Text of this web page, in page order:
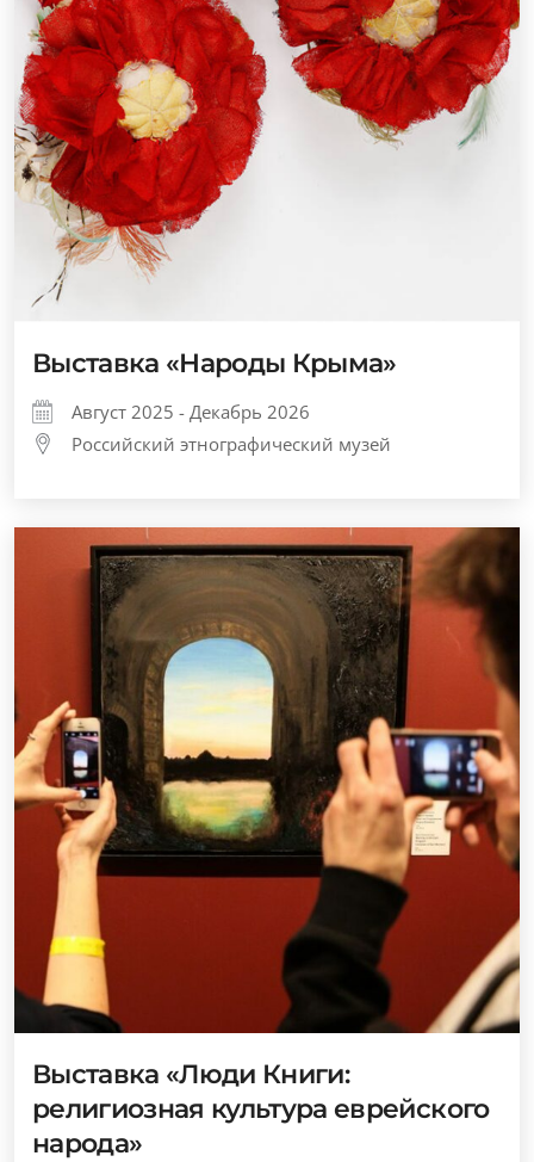
Выставка «Народы Крыма»
Август 2025 - Декабрь 2026
Российский этнографический музей
Выставка «Люди Книги:
религиозная культура еврейского
народа»